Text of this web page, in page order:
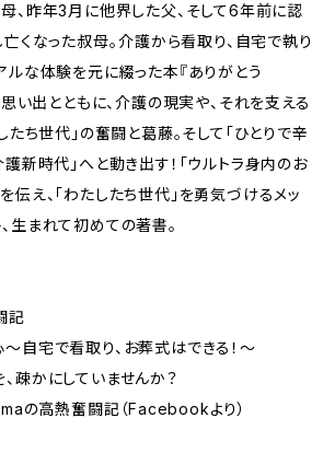
、昨年3月に他界した父、そして6年前に認
くなった叔母――。介護から看取り、自宅で執り
ルな体験を元に綴った本『ありがとう
思い出とともに、介護の現実や、それを支える
ち世代」の奮闘と葛藤。そして「ひとりで辛
護新時代」へと動き出す！「ウルトラ身内のお
伝え、「わたしたち世代」を勇気づけるメッ
生まれて初めての著書。
記
自宅で看取り、お葬式はできる！～
疎かにしていませんか？
の高熱奮闘記（Facebookより）